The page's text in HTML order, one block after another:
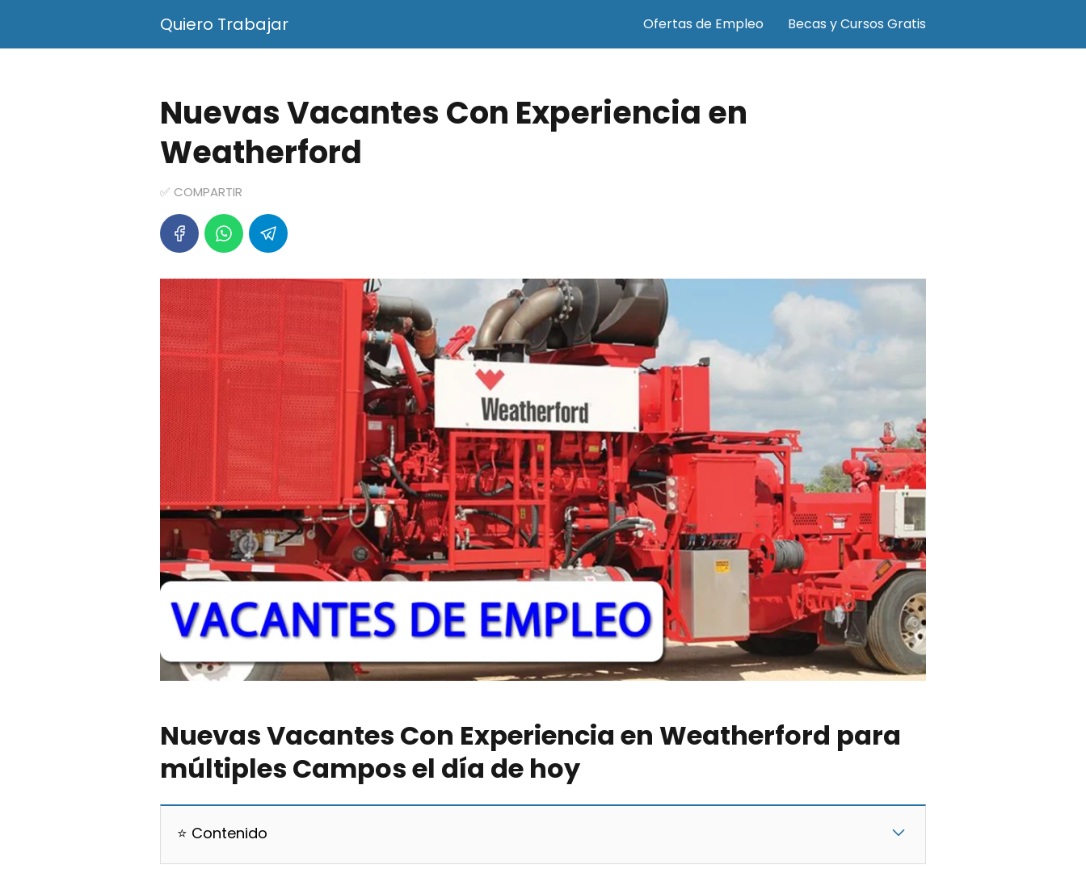
Quiero Trabajar Ofertas de Empleo Becas y Cursos Gratis
Nuevas Vacantes Con Experiencia en
Weatherford
✅ COMPARTIR
Nuevas Vacantes Con Experiencia en Weatherford para
múltiples Campos el día de hoy
⭐ Contenido